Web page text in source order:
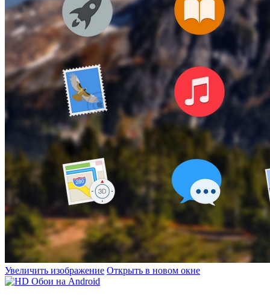
Увеличить изображение Открыть в новом окне